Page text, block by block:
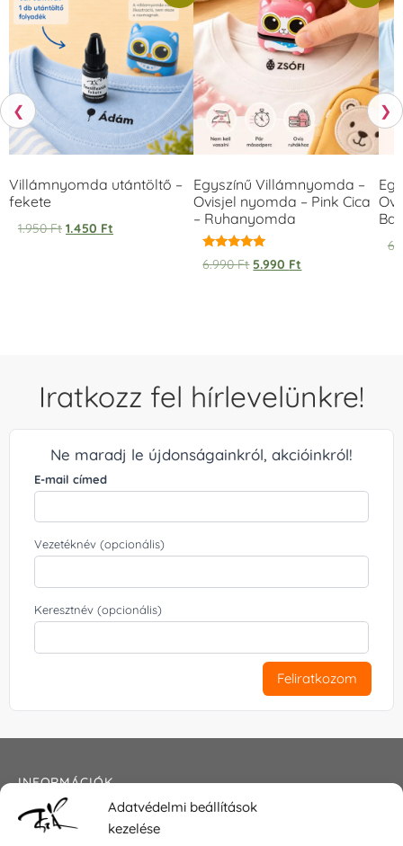
Adatvédelmi beállítások
kezelése
❮
Villámnyomda utántöltő –
fekete
1.950Ft 1.450 Ft
Egyszínű Villámnyomda –
Ovisjel nyomda – Pink Cica
– Ruhanyomda
Értékelés:
5.00
6.990Ft 5.990 Ft
❯
Iratkozz fel hírlevelünkre!
Ne maradj le újdonságainkról, akcióinkról!
E-mail címed
Vezetéknév (opcionális)
Keresztnév (opcionális)
Feliratkozom
INFORMÁCIÓK
Általános szerződési feltételek